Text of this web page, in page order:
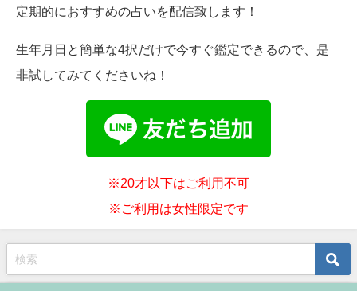
定期的におすすめの占いを配信致します！
生年月日と簡単な4択だけで今すぐ鑑定できるので、是
非試してみてくださいね！
※20才以下はご利用不可
※ご利用は女性限定です